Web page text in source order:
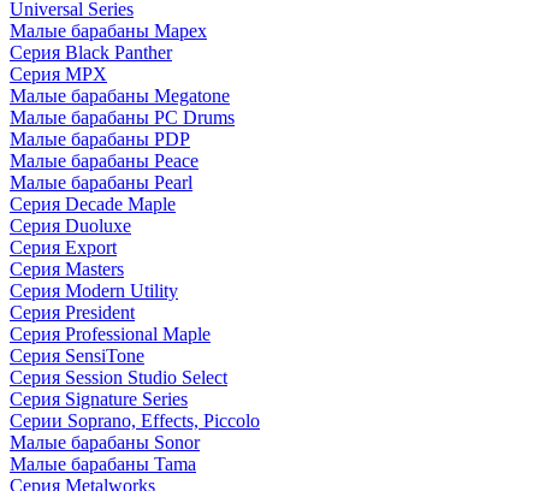
Universal Series
Малые барабаны Mapex
Серия Black Panther
Серия MPX
Малые барабаны Megatone
Малые барабаны PC Drums
Малые барабаны PDP
Малые барабаны Peace
Малые барабаны Pearl
Серия Decade Maple
Серия Duoluxe
Серия Export
Серия Masters
Серия Modern Utility
Серия President
Серия Professional Maple
Серия SensiTone
Серия Session Studio Select
Серия Signature Series
Серии Soprano, Effects, Piccolo
Малые барабаны Sonor
Малые барабаны Tama
Серия Metalworks